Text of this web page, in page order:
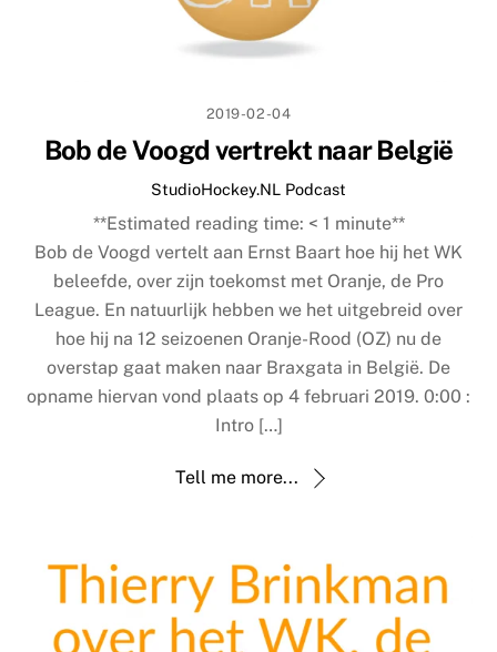
2019-02-04
Bob de Voogd vertrekt naar België
StudioHockey.NL Podcast
**Estimated reading time: < 1 minute**
Bob de Voogd vertelt aan Ernst Baart hoe hij het WK
beleefde, over zijn toekomst met Oranje, de Pro
League. En natuurlijk hebben we het uitgebreid over
hoe hij na 12 seizoenen Oranje-Rood (OZ) nu de
overstap gaat maken naar Braxgata in België. De
opname hiervan vond plaats op 4 februari 2019. 0:00 :
Intro […]
Tell me more...